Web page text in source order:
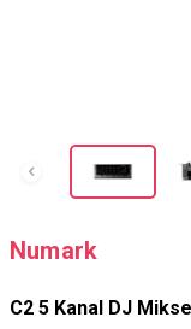
Numark
C2 5 Kanal DJ